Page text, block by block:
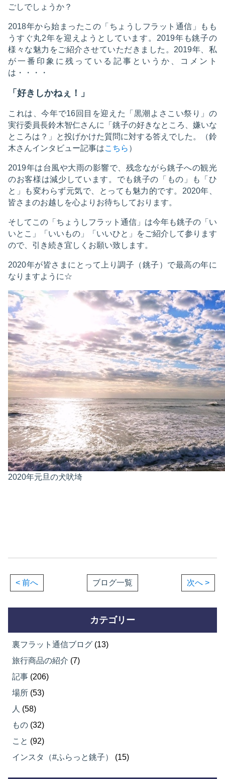
ごしでしょうか？
2018年から始まったこの「ちょうしフラット通信」もも
うすぐ丸2年を迎えようとしています。2019年も銚子の
様々な魅力をご紹介させていただきました。2019年、私
が一番印象に残っている記事というか、コメント
は・・・・
「好きしかねぇ！」
これは、今年で16回目を迎えた「黒潮よさこい祭り」の
実行委員長鈴木智仁さんに「銚子の好きなところ、嫌いな
ところは？」と投げかけた質問に対する答えでした。（鈴
木さんインタビュー記事はこちら ）
2019年は台風や大雨の影響で、残念ながら銚子への観光
のお客様は減少しています。でも銚子の「もの」も「ひ
と」も変わらず元気で、とっても魅力的です。2020年、
皆さまのお越しを心よりお待ちしております。
そしてこの「ちょうしフラット通信」は今年も銚子の「い
いとこ」「いいもの」「いいひと」をご紹介して参ります
ので、引き続き宜しくお願い致します。
2020年が皆さまにとって上り調子（銚子）で最高の年に
なりますように☆
2020年元旦の犬吠埼
< 前へ ブログ一覧 次へ >
カテゴリー
裏フラット通信ブログ (13)
旅行商品の紹介 (7)
記事 (206)
場所 (53)
人 (58)
もの (32)
こと (92)
インスタ（#ふらっと銚子）
(15)